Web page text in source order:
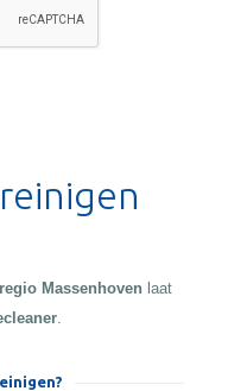
Massenhoven laat
.